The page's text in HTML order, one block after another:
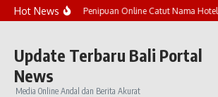
Lewati ke konten
Hot NewsMarak Penipuan Online Catut Nama Hotel
Update Terbaru Bali Portal
News
Media Online Andal dan Berita Akurat